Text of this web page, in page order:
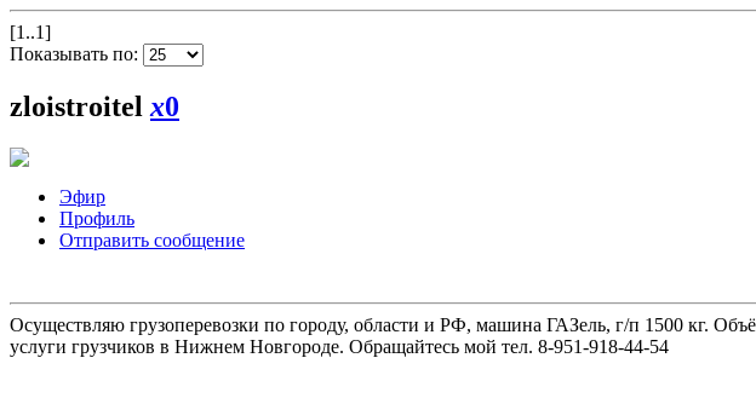
[1..1]
Показывать по:
zloistroitel x0
Эфир
Профиль
Отправить сообщение
Осуществляю грузоперевозки по городу, области и РФ, машина ГАЗель, г/п 1500 кг.
услуги грузчиков в Нижнем Новгороде. Обращайтесь мой тел. 8-951-918-44-54